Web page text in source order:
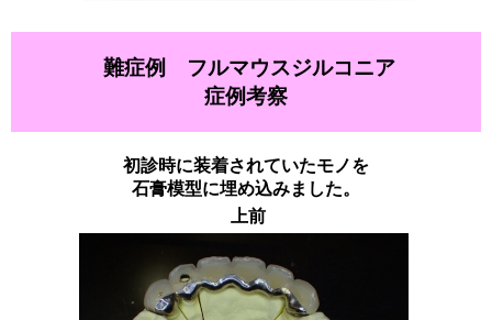
難症例 フルマウスジルコニア
症例考察
初診時に装着されていたモノを
石膏模型に埋め込みました。
上前